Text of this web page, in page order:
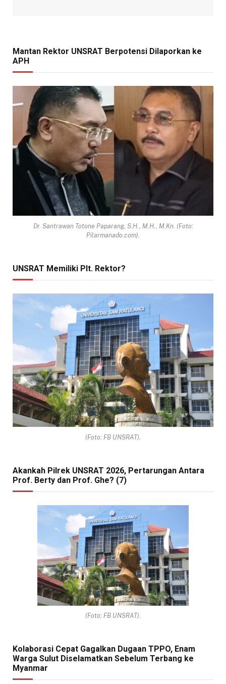
Mantan Rektor UNSRAT Berpotensi Dilaporkan ke
APH
Dr. Santrawan Totone Paparang, S.H., M.H., M.Kn. (Foto:
Pilarmanado.com).
UNSRAT Memiliki Plt. Rektor?
(Foto: FB UNSRAT).
Akankah Pilrek UNSRAT 2026, Pertarungan Antara
Prof. Berty dan Prof. Ghe? (7)
(Foto: FB UNSRAT).
Kolaborasi Cepat Gagalkan Dugaan TPPO, Enam
Warga Sulut Diselamatkan Sebelum Terbang ke
Myanmar